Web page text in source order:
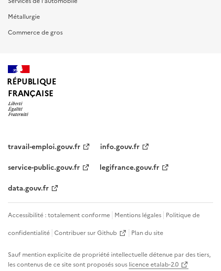
Métallurgie
Commerce de gros
RÉPUBLIQUE
FRANÇAISE
travail-emploi.gouv.fr
info.gouv.fr
service-public.gouv.fr
legifrance.gouv.fr
data.gouv.fr
Accessibilité : totalement conforme Mentions légales Politique de
confidentialité Contribuer sur Github Plan du site
Sauf mention explicite de propriété intellectuelle détenue par des tiers,
les contenus de ce site sont proposés sous licence etalab-2.0